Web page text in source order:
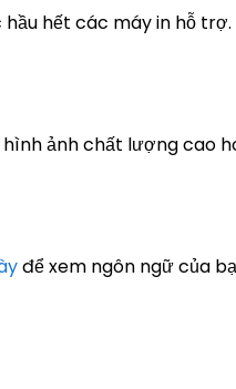
hết các máy in hỗ trợ.
ảnh chất lượng cao
để xem ngôn ngữ của